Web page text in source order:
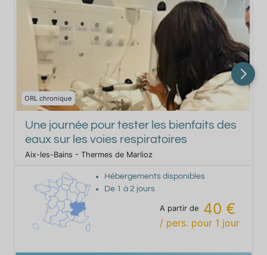
ORL chronique
Une journée pour tester les bienfaits des
eaux sur les voies respiratoires
Aix-les-Bains - Thermes de Marlioz
Hébergements disponibles
De 1 à2 jours
A partir de 40 €
/ pers. pour 1 jour